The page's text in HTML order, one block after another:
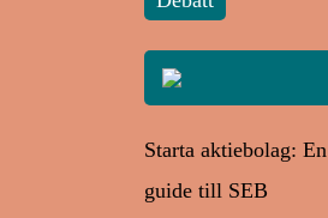
Starta aktiebolag: En
guide till SEB